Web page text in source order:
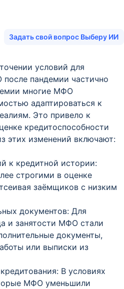
Задать свой вопрос Выберу ИИ
условий для
пандемии частично
многие МФО
адаптироваться к
Это привело к
кредитоспособности
этих изменений включают:
к кредитной истории:
строгими в оценке
заёмщиков с низким
документов: Для
и занятости МФО стали
документы,
или выписки из
В условиях
МФО уменьшили